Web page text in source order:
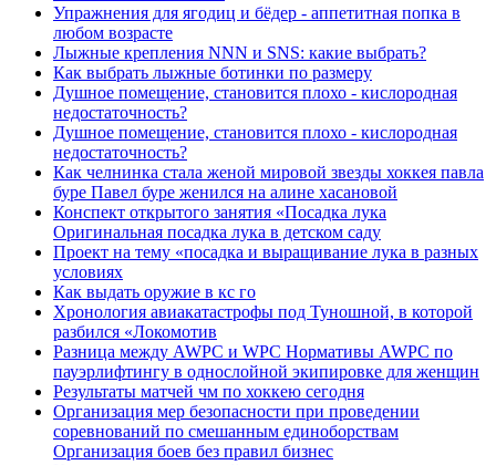
Упражнения для ягодиц и бёдер - аппетитная попка в
любом возрасте
Лыжные крепления NNN и SNS: какие выбрать?
Как выбрать лыжные ботинки по размеру
Душное помещение, становится плохо - кислородная
недостаточность?
Душное помещение, становится плохо - кислородная
недостаточность?
Как челнинка стала женой мировой звезды хоккея павла
буре Павел буре женился на алине хасановой
Конспект открытого занятия «Посадка лука
Оригинальная посадка лука в детском саду
Проект на тему «посадка и выращивание лука в разных
условиях
Как выдать оружие в кс го
Хронология авиакатастрофы под Туношной, в которой
разбился «Локомотив
Разница между AWPC и WPC Нормативы AWPC по
пауэрлифтингу в однослойной экипировке для женщин
Результаты матчей чм по хоккею сегодня
Организация мер безопасности при проведении
соревнований по смешанным единоборствам
Организация боев без правил бизнес